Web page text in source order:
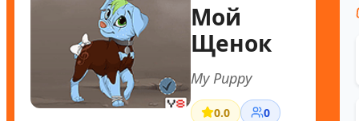
Мой
Щенок
My Puppy
0.0 0